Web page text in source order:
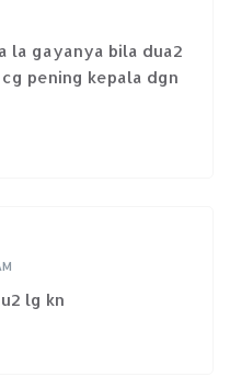
la gayanya bila dua2
pening kepala dgn
lg kn